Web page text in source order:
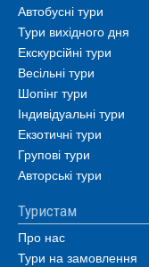
Автобусні тури
Тури вихідного дня
Екскурсійні тури
Весільні тури
Шопінг тури
Індивідуальні тури
Екзотичні тури
Групові тури
Авторські тури
Туристам
Про нас
Тури на замовлення